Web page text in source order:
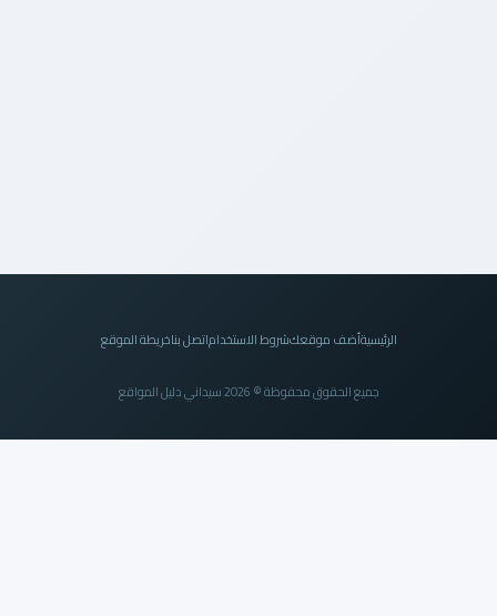
الرئيسيةأضف موقعكشروط الاستخداماتصل بناخريطة الموقع
جميع الحقوق محفوظة © 2026 سيداني دليل المواقع